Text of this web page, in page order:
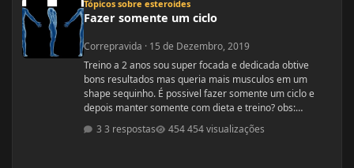
Tópicos sobre esteroides
Fazer somente um ciclo
Correpravida · 15 de Dezembro, 2019
Treino a 2 anos sou super focada e dedicada obtive
bons resultados mas queria mais musculos em um
shape sequinho. É possivel fazer somente um ciclo e
depois manter somente com dieta e treino? obs:
desculpe se ja tiver esse tópico, procurei mais não
encontrei
3 respostas 454 visualizações